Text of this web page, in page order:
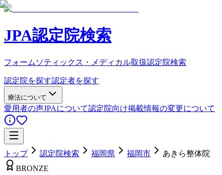
JPA認定院検索
フォームソティックス・メディカル取扱認定院検索
認定院を探す認定者を探す
療法について
愛用者の声JPAについて認定院向け掲載情報の変更について
トップ 認定院検索 福岡県 福岡市
あきら整体院
BRONZE